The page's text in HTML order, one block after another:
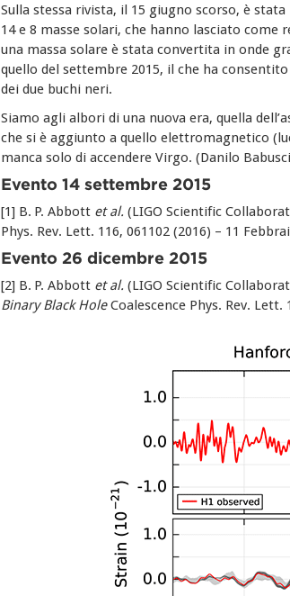
Sulla stessa rivista, il 15 giugno scorso, è
14 e 8 masse solari, che hanno lasciato come
una massa solare è stata convertita in onde
quello del settembre 2015, il che ha
dei due buchi neri.
Siamo agli albori di una nuova era, quella
che si è aggiunto a quello elettromagnetico
manca solo di accendere Virgo. (Danilo
Evento 14 settembre 2015
[1] B. P. Abbott et al. (LIGO Scientific
Phys. Rev. Lett. 116, 061102 (2016) – 11
Evento 26 dicembre 2015
[2] B. P. Abbott et al. (LIGO Scientific
Binary Black HoleCoalescence Phys. Rev. Lett.